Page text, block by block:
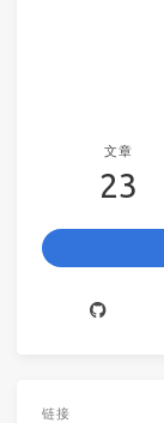
文章
23
链接